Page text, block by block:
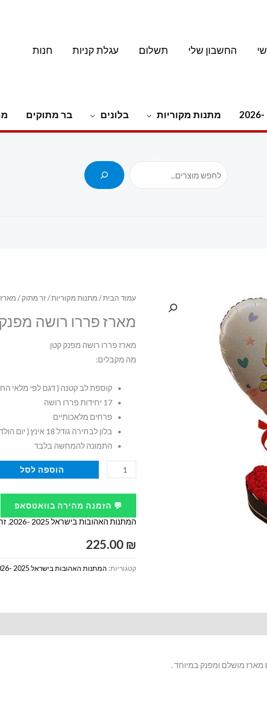
החשבון שלי תשלום עגלת קניות חנות
מתנות מקוריות בלונים בר מתוקים
עמוד הבית/ מתנות מקוריות/זר מתוק/
מארז פררו רושה
מארז פררו רושה מפנק קטן
מה מקבלים:
קוספת לב קטנה { דגם לפי מלאי
17 יחידות פררו רושה
פרחים מלאכותיים
בלון לבחירה גודל 18 אינץ { יום הולדת ,מזל טוב ,ועוד …}
התמונה להמחשה בלבד
כמות
מארז
רושה
מפנק
הוספה לסל
💬 הזמנה מהירה בוואטסאפ
המתנות האהובות בישראל 2025 -2026
,
225.00 ₪
קטגוריות: המתנות האהובות בישראל 2025 -2026
מארז מושלם ומפנק במיוחד .